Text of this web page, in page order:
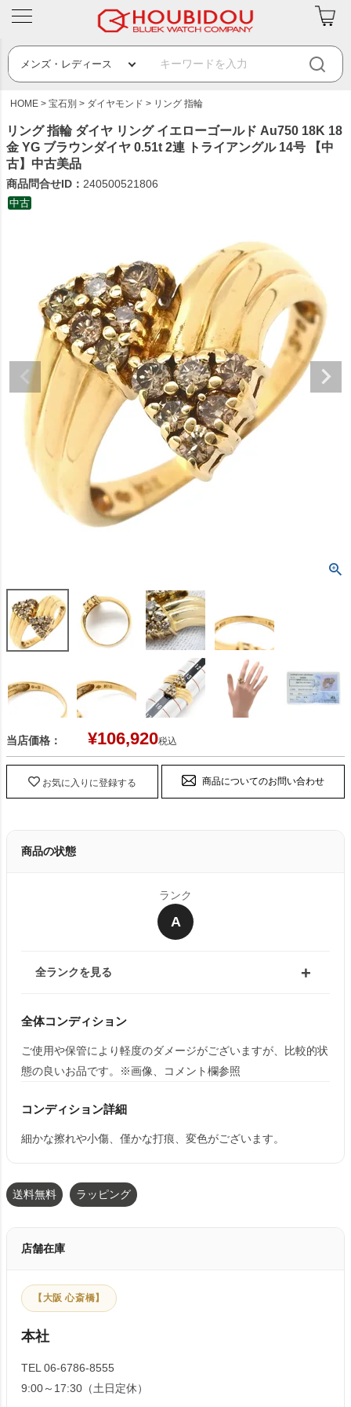
HOME 宝石別 ダイヤモンド リング 指輪
リング 指輪 ダイヤ リング イエローゴールド Au750 18K 18
金 YG ブラウンダイヤ 0.51t 2連 トライアングル 14号 【中
古】中古美品
商品問合せID： 240500521806
中古
当店価格： ¥106,920税込
お気に入りに登録する 商品についてのお問い合わせ
商品の状態
ランク
A
全ランクを見る
全体コンディション
ご使用や保管により軽度のダメージがございますが、比較的状
態の良いお品です。※画像、コメント欄参照
コンディション詳細
細かな擦れや小傷、僅かな打痕、変色がございます。
送料無料 ラッピング
店舗在庫
【大阪 心斎橋】
本社
TEL 06-6786-8555
9:00～17:30（土日定休）